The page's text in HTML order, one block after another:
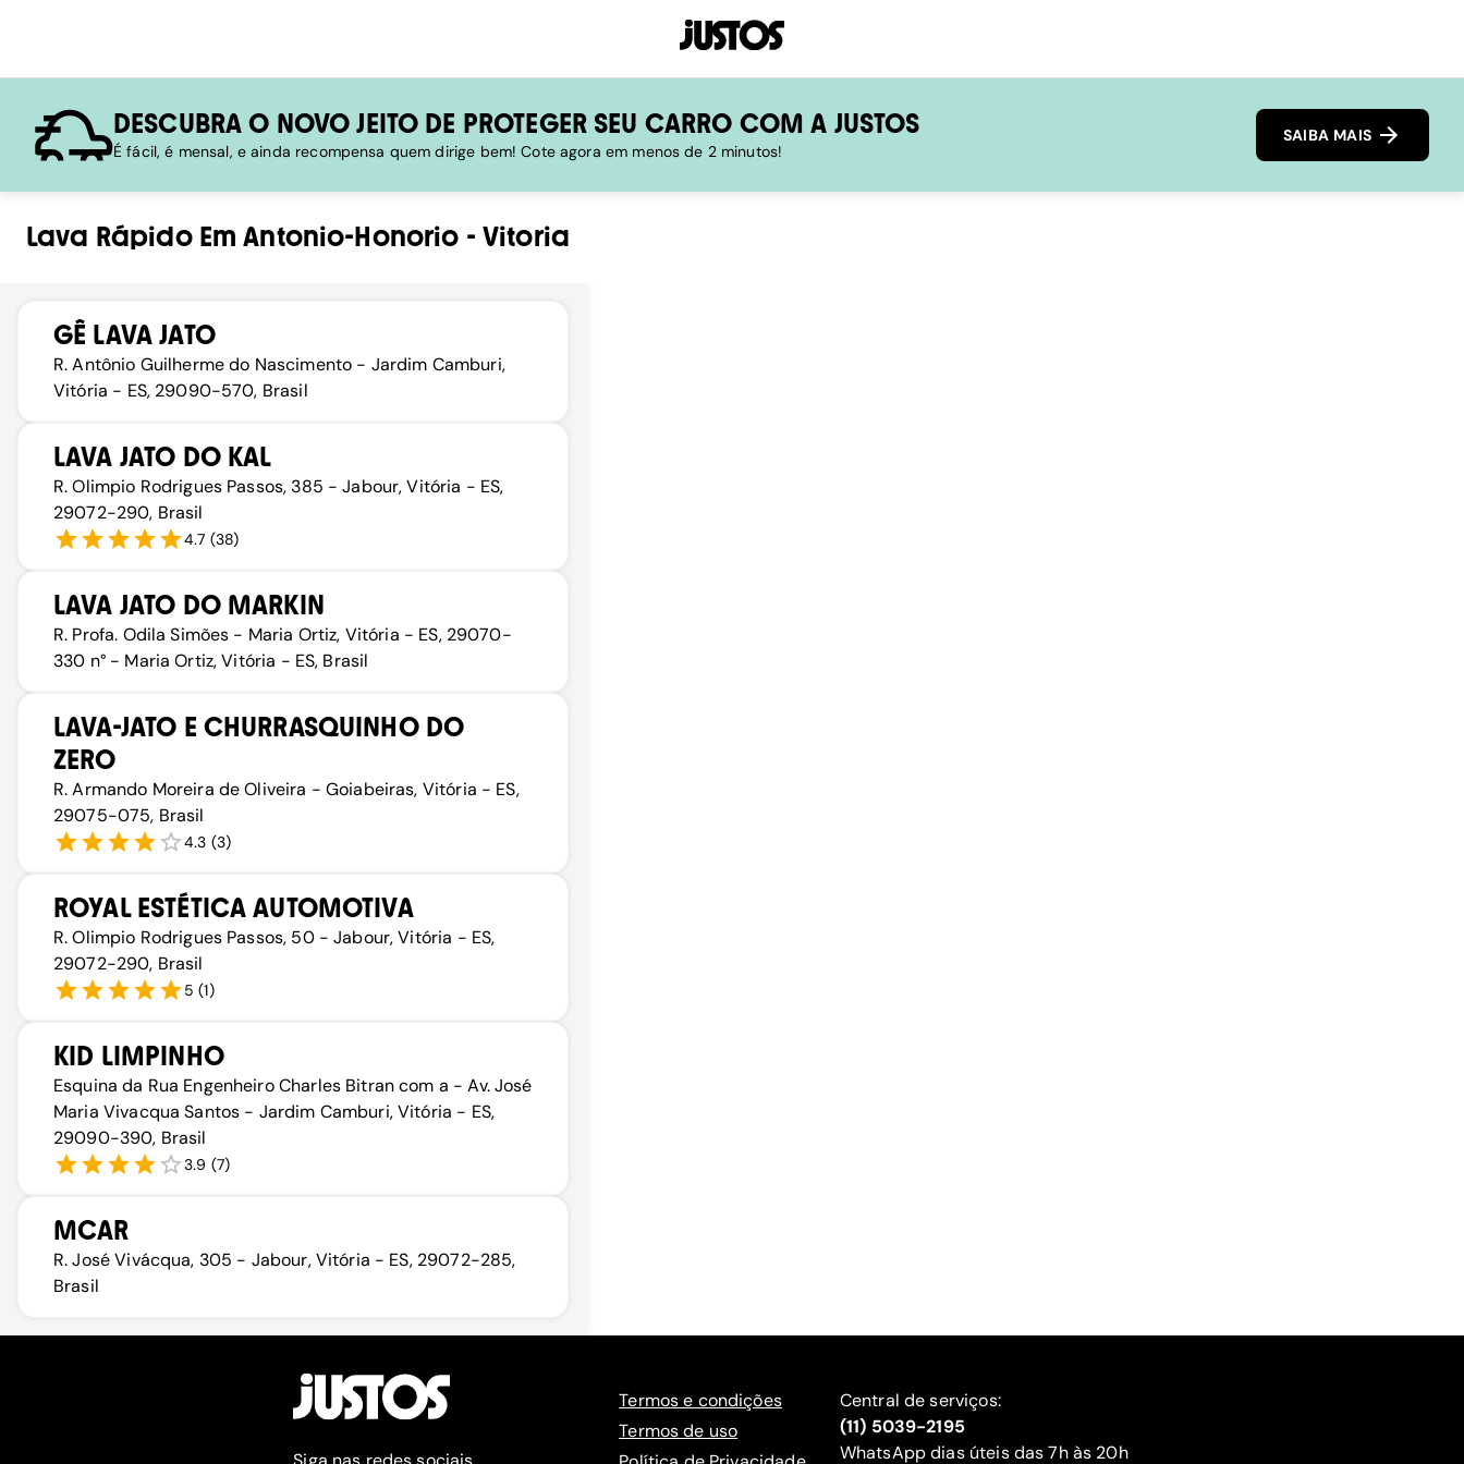
DESCUBRA O NOVO JEITO DE PROTEGER SEU CARRO COM A JUSTOS
É fácil, é mensal, e ainda recompensa quem dirige bem! Cote agora em menos de 2 minutos!
SAIBA MAIS
Lava RápidoEmAntonio-Honorio - Vitoria
GÊ LAVA JATO
R. Antônio Guilherme do Nascimento - Jardim Camburi,
Vitória - ES, 29090-570, Brasil
LAVA JATO DO KAL
R. Olimpio Rodrigues Passos, 385 - Jabour, Vitória - ES,
29072-290, Brasil
4.7 (38)
LAVA JATO DO MARKIN
R. Profa. Odila Simões - Maria Ortiz, Vitória - ES, 29070-
330 n° - Maria Ortiz, Vitória - ES, Brasil
LAVA-JATO E CHURRASQUINHO DO
ZERO
R. Armando Moreira de Oliveira - Goiabeiras, Vitória - ES,
29075-075, Brasil
4.3 (3)
ROYAL ESTÉTICA AUTOMOTIVA
R. Olimpio Rodrigues Passos, 50 - Jabour, Vitória - ES,
29072-290, Brasil
5 (1)
KID LIMPINHO
Esquina da Rua Engenheiro Charles Bitran com a - Av. José
Maria Vivacqua Santos - Jardim Camburi, Vitória - ES,
29090-390, Brasil
3.9 (7)
MCAR
R. José Vivácqua, 305 - Jabour, Vitória - ES, 29072-285,
Brasil
Termos e condições
Termos de uso
Central de serviços:
(11) 5039-2195
WhatsApp dias úteis das 7h às 20h